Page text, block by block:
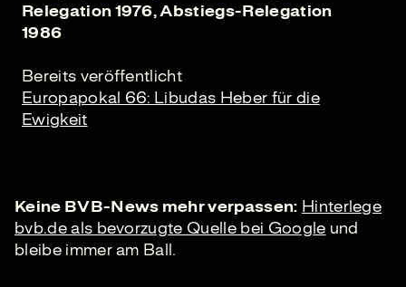
Relegation 1976, Abstiegs-Relegation
1986
Bereits veröffentlicht
Europapokal 66: Libudas Heber für die
Ewigkeit
Keine BVB-News mehr verpassen: Hinterlege
bvb.de als bevorzugte Quelle bei Google und
bleibe immer am Ball.